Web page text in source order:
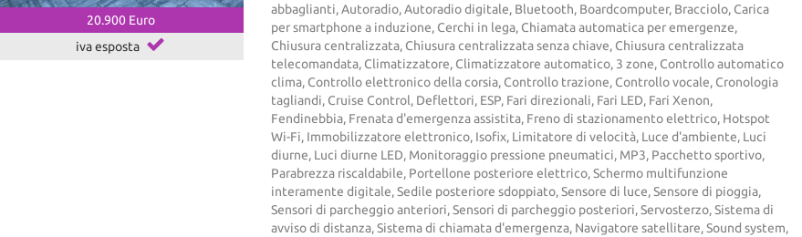
20.900 Euro
iva esposta
abbaglianti, Autoradio, Autoradio digitale, Bluetooth, Boardcomputer, Bracciolo, Carica
per smartphone a induzione, Cerchi in lega, Chiamata automatica per emergenze,
Chiusura centralizzata, Chiusura centralizzata senza chiave, Chiusura centralizzata
telecomandata, Climatizzatore, Climatizzatore automatico, 3 zone, Controllo automatico
clima, Controllo elettronico della corsia, Controllo trazione, Controllo vocale, Cronologia
tagliandi, Cruise Control, Deflettori, ESP, Fari direzionali, Fari LED, Fari Xenon,
Fendinebbia, Frenata d'emergenza assistita, Freno di stazionamento elettrico, Hotspot
Wi-Fi, Immobilizzatore elettronico, Isofix, Limitatore di velocità, Luce d'ambiente, Luci
diurne, Luci diurne LED, Monitoraggio pressione pneumatici, MP3, Pacchetto sportivo,
Parabrezza riscaldabile, Portellone posteriore elettrico, Schermo multifunzione
interamente digitale, Sedile posteriore sdoppiato, Sensore di luce, Sensore di pioggia,
Sensori di parcheggio anteriori, Sensori di parcheggio posteriori, Servosterzo, Sistema di
avviso di distanza, Sistema di chiamata d'emergenza, Navigatore satellitare, Sound system,